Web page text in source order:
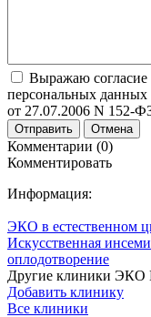
Выражаю согласие
персональных данных
от 27.07.2006 N 152-
Отправить Отмена
Комментарии (0)
Комментировать
Информация:
ЭКО в естественном
Искусственная
оплодотворение
Другие клиники ЭКО
Добавить клинику
Все клиники